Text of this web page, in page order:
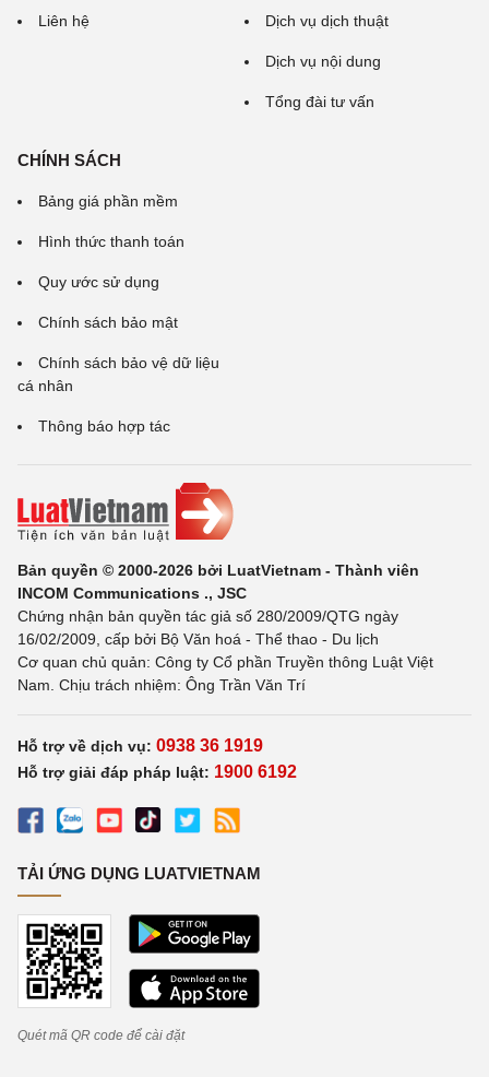
Liên hệ Dịch vụ dịch thuật
Dịch vụ nội dung
Tổng đài tư vấn
CHÍNH SÁCH
Bảng giá phần mềm
Hình thức thanh toán
Quy ước sử dụng
Chính sách bảo mật
Chính sách bảo vệ dữ liệu
cá nhân
Thông báo hợp tác
Bản quyền © 2000-2026 bởi LuatVietnam - Thành viên
INCOM Communications ., JSC
Chứng nhận bản quyền tác giả số 280/2009/QTG ngày
16/02/2009, cấp bởi Bộ Văn hoá - Thể thao - Du lịch
Cơ quan chủ quản: Công ty Cổ phần Truyền thông Luật Việt
Nam. Chịu trách nhiệm: Ông Trần Văn Trí
Hỗ trợ về dịch vụ: 0938 36 1919
Hỗ trợ giải đáp pháp luật: 1900 6192
TẢI ỨNG DỤNG LUATVIETNAM
Quét mã QR code để cài đặt